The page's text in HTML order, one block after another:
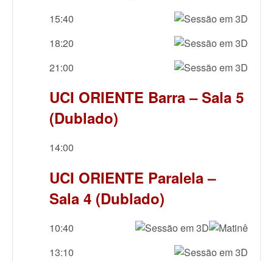
15:40
18:20
21:00
UCI ORIENTE Barra – Sala 5
(Dublado)
14:00
UCI ORIENTE Paralela –
Sala 4 (Dublado)
10:40
13:10